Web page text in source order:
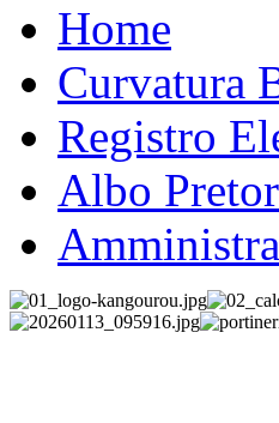
Home
Curvatura
Registro
Albo